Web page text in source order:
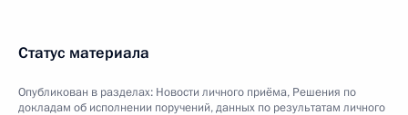
Статус материала
Опубликован в разделах: Новости личного приёма, Решения по
докладам об исполнении поручений, данных по результатам личного